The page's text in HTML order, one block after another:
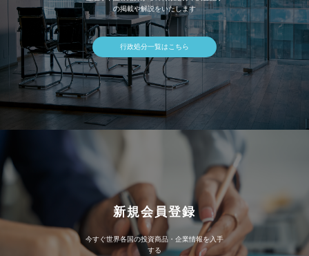
の掲載や解説をいたします
行政処分一覧はこちら
新規会員登録
今すぐ世界各国の投資商品・企業情報を入手
する